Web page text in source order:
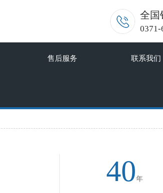
全国
0371-
售后服务 联系我们
40年